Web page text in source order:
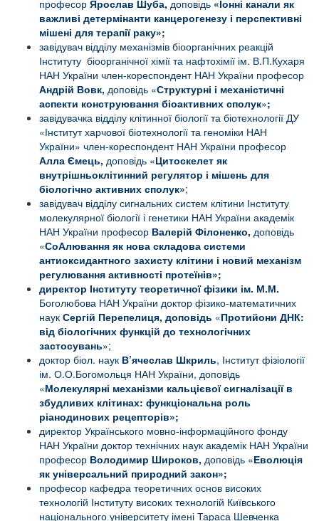
професор Ярослав Шуба, доповідь «Іонні канали як
важливі детермінанти канцерогенезу і перспективні
мішені для терапії раку»;
завідувач відділу механізмів біоорганічних реакцій
Інституту біоорганічної хімії та нафтохімії ім. В.П.Кухаря
НАН України член-кореспондент НАН України професор
Андрій Вовк, доповідь «Структурні і механістичні
аспекти конструювання біоактивних сполук»;
завідувачка відділу клітинної біології та біотехнології ДУ
«Інститут харчової біотехнології та геноміки НАН
України» член-кореспондент НАН України професор
Алла Ємець, доповідь «Цитоскелет як
внутрішньоклітинний регулятор і мішень для
біологічно активних сполук»;
завідувач відділу сигнальних систем клітини Інституту
молекулярної біології і генетики НАН України академік
НАН України професор Валерій Філоненко, доповідь
«СоАлювання як нова складова системи
антиоксидантного захисту клітини і новий механізм
регулювання активності протеїнів»;
директор Інституту теоретичної фізики ім. М.М.
Боголюбова НАН України доктор фізико-математичних
наук Сергій Перепелиця, доповідь «Протийони ДНК:
від біологічних функцій до технологічних
застосувань»;
доктор біол. наук В’ячеслав Шкриль, Інститут фізіології
ім. О.О.Богомольця НАН України, доповідь
«Молекулярні механізми кальцієвої сигналізації в
збудливих клітинах: функціональна роль
ріанодинових рецепторів»;
директор Українського мовно-інформаційного фонду
НАН України доктор технічних наук академік НАН України
професор Володимир Широков, доповідь «Еволюція
як універсальний природний закон»;
професор кафедра теоретичних основ високих
технологій Інституту високих технологій Київського
національного університету імені Тараса Шевченка